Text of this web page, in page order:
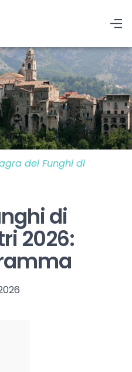
dei Funghi di
di
2026: